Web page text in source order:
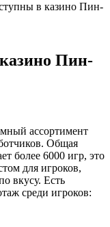
в казино Пин-
Пин-
ассортимент
Общая
более 6000 игр, это
для игроков,
вкусу. Есть
среди игроков: